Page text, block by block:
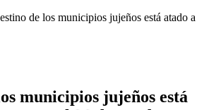
de los municipios jujeños está atado a
municipios jujeños está